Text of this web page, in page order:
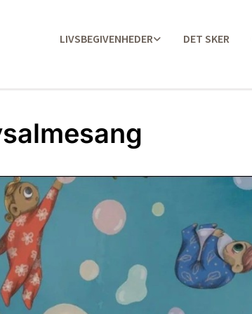
LIVSBEGIVENHEDER DET SKER